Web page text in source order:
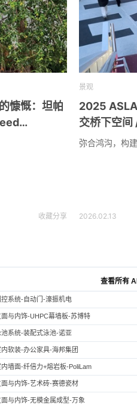
慷慨：坦帕
收藏分享
景观
2025
交桥下空间
弥合鸿沟，构
2026.02.13
查看所有
控系统-自动门-濠振机电
面与内饰-UHPC幕墙板-苏博特
池系统-装配式泳池-诺亚
内软装-办公家具-海邦集团
内墙面-纤倍力+熔岩板-PoliLam
面与内饰-艺术砖-赛德瓷材
面与内饰-无模金属成型-万象